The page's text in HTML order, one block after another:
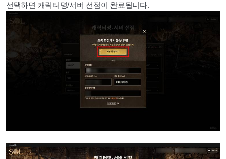
선택하면 캐릭터명/서버 선점이 완료됩니다.